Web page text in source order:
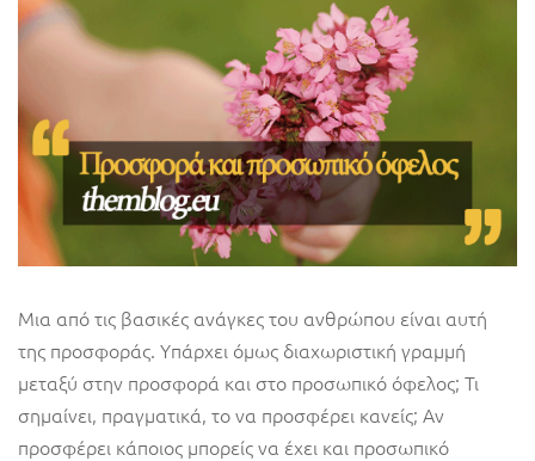
Μια από τις βασικές ανάγκες του ανθρώπου είναι αυτή
της προσφοράς. Υπάρχει όμως διαχωριστική γραμμή
μεταξύ στην προσφορά και στο προσωπικό όφελος; Τι
σημαίνει, πραγματικά, το να προσφέρει κανείς; Αν
προσφέρει κάποιος μπορείς να έχει και προσωπικό